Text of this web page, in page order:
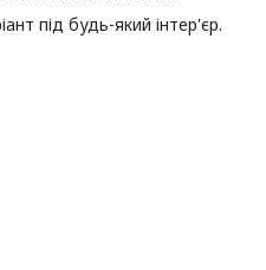
під будь-який інтер'єр.